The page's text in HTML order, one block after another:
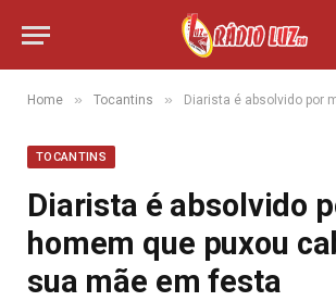
Home » Tocantins » Diarista é absolvido por matar homem que
TOCANTINS
Diarista é absolvido
homem que puxou
sua mãe em festa